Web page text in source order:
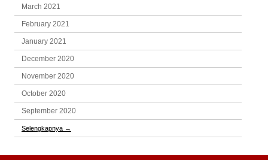
March 2021
February 2021
January 2021
December 2020
November 2020
October 2020
September 2020
Selengkapnya →